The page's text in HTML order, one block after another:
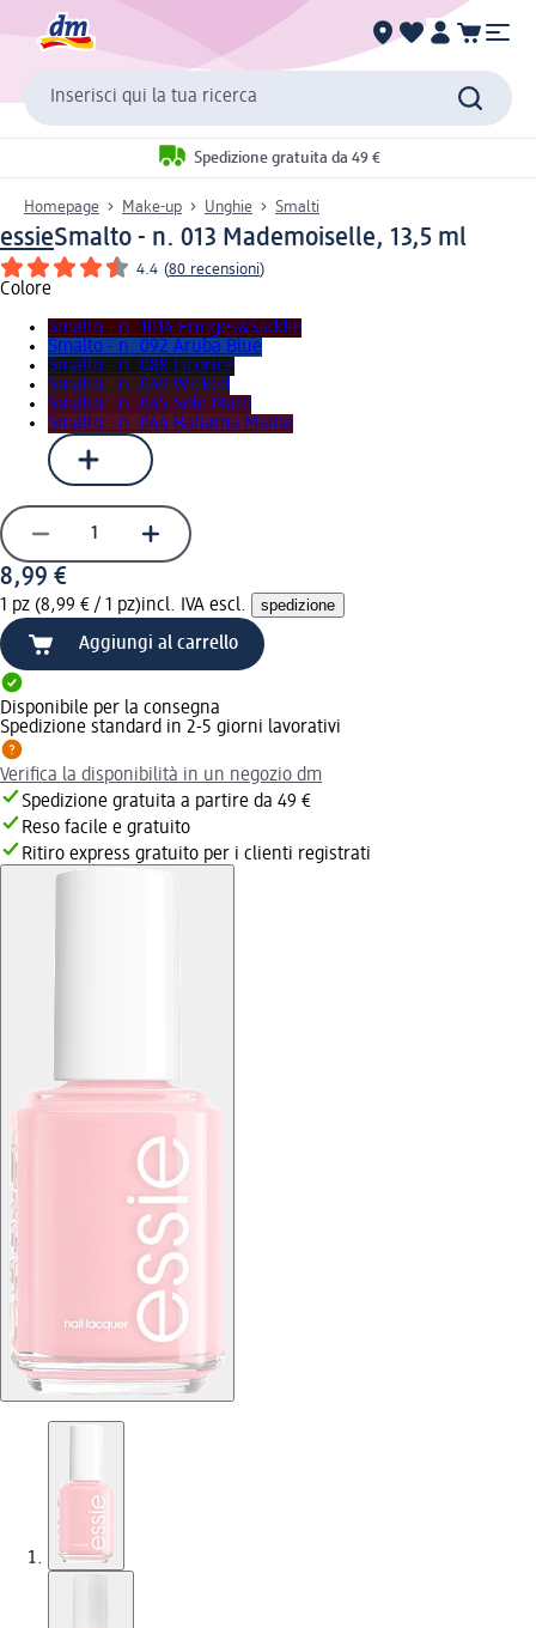
Inserisci qui la tua ricerca
Spedizione gratuita da 49 €
Homepage Make-up Unghie Smalti
essieSmalto - n. 013 Mademoiselle, 13,5 ml
4.4 (80 recensioni)
Colore
Smalto - n. 1014 Fringes&Saddle
Smalto - n. 092 Aruba Blue
Smalto - n. 088 Licorice
Smalto - n. 049 Wicked
Smalto - n. 045 Sole Mate
Smalto - n. 044 Bahama Mama
8,99 €
1 pz (8,99 € / 1 pz)incl. IVA escl. spedizione
Aggiungi al carrello
Disponibile per la consegna
Spedizione standard in 2-5 giorni lavorativi
Verifica la disponibilità in un negozio dm
Spedizione gratuita a partire da 49 €
Reso facile e gratuito
Ritiro express gratuito per i clienti registrati